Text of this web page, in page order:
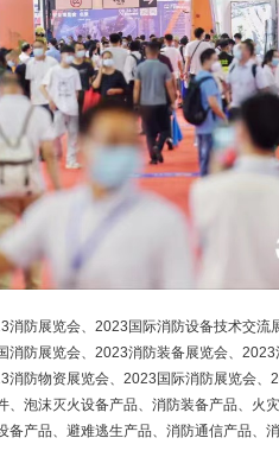
防展览会、2023国际消防设备技术交
防展览会、2023消防装备展览会、2023
防物资展览会、2023国际消防展览会
泡沫灭火设备产品、消防装备产品、火
产品、避难逃生产品、消防通信产品、